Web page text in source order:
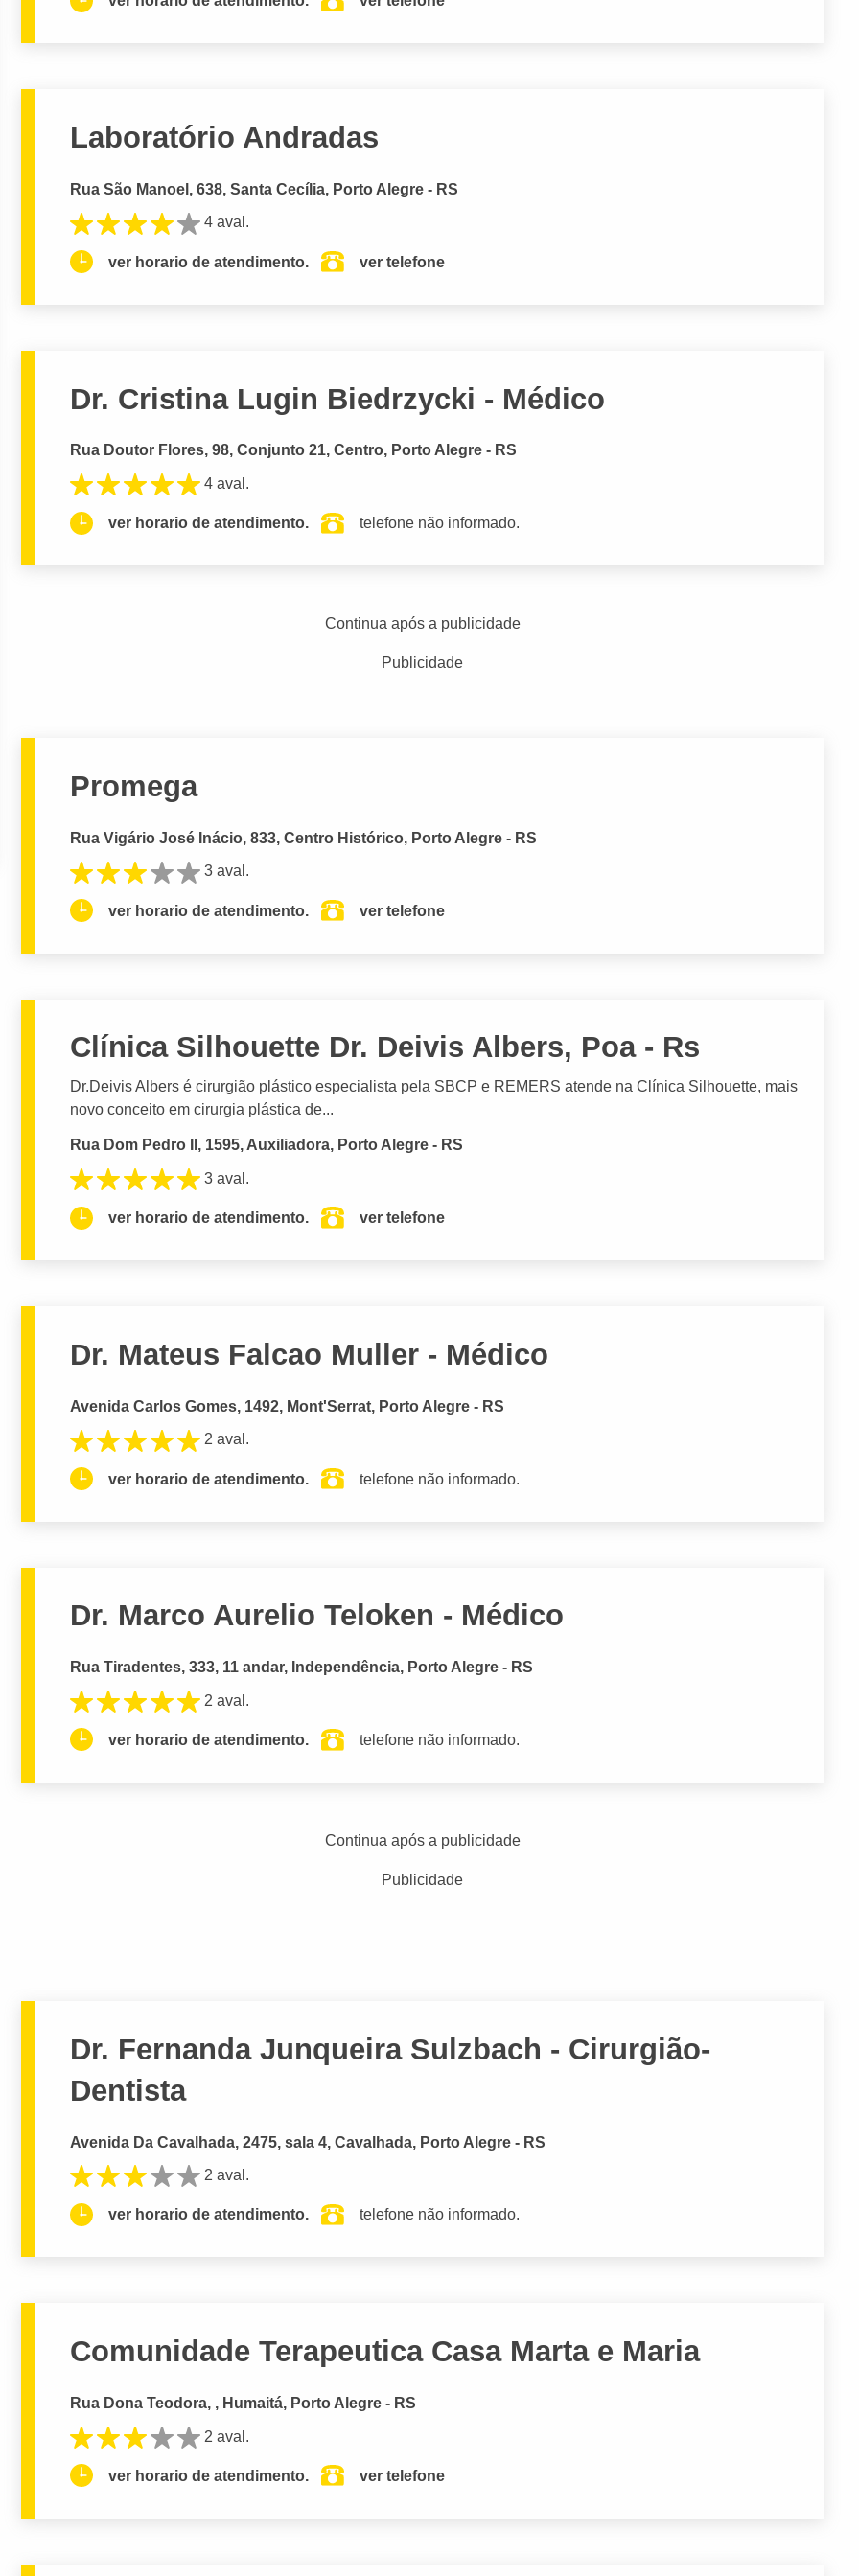
Laboratório Andradas
Rua São Manoel, 638, Santa Cecília, Porto Alegre - RS
4 aval.
ver horario de atendimento. ver telefone
Dr. Cristina Lugin Biedrzycki - Médico
Rua Doutor Flores, 98, Conjunto 21, Centro, Porto Alegre - RS
4 aval.
ver horario de atendimento. telefone não informado.
Continua após a publicidade
Publicidade
Promega
Rua Vigário José Inácio, 833, Centro Histórico, Porto Alegre - RS
3 aval.
ver horario de atendimento. ver telefone
Clínica Silhouette Dr. Deivis Albers, Poa - Rs
Dr.Deivis Albers é cirurgião plástico especialista pela SBCP e REMERS atende na Clínica Silhouette, mais
novo conceito em cirurgia plástica de...
Rua Dom Pedro II, 1595, Auxiliadora, Porto Alegre - RS
3 aval.
ver horario de atendimento. ver telefone
Dr. Mateus Falcao Muller - Médico
Avenida Carlos Gomes, 1492, Mont'Serrat, Porto Alegre - RS
2 aval.
ver horario de atendimento. telefone não informado.
Dr. Marco Aurelio Teloken - Médico
Rua Tiradentes, 333, 11 andar, Independência, Porto Alegre - RS
2 aval.
ver horario de atendimento. telefone não informado.
Continua após a publicidade
Publicidade
Dr. Fernanda Junqueira Sulzbach - Cirurgião-
Dentista
Avenida Da Cavalhada, 2475, sala 4, Cavalhada, Porto Alegre - RS
2 aval.
ver horario de atendimento. telefone não informado.
Comunidade Terapeutica Casa Marta e Maria
Rua Dona Teodora, , Humaitá, Porto Alegre - RS
2 aval.
ver horario de atendimento. ver telefone